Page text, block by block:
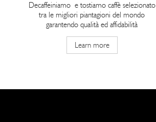
Decaffeiniamo e tostiamo caffè selezionato
tra le migliori piantagioni del mondo
garantendo qualità ed affidabilità
Learn more